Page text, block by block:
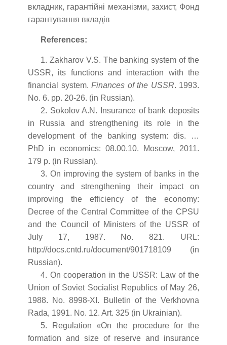
вкладник, гарантійні механізми, захист, Фонд
гарантування вкладів
References:
1. Zakharov V.S. The banking system of the
USSR, its functions and interaction with the
financial system. Finances of the USSR. 1993.
No. 6. рр. 20-26. (in Russian).
2. Sokolov A.N. Insurance of bank deposits
in Russia and strengthening its role in the
development of the banking system: dis. …
PhD in economics: 08.00.10. Moscow, 2011.
179 p. (in Russian).
3. On improving the system of banks in the
country and strengthening their impact on
improving the efficiency of the economy:
Decree of the Central Committee of the CPSU
and the Council of Ministers of the USSR of
July 17, 1987. No. 821. URL:
http://docs.cntd.ru/document/901718109 (in
Russian).
4. On cooperation in the USSR: Law of the
Union of Soviet Socialist Republics of May 26,
1988. No. 8998-XI. Bulletin of the Verkhovna
Rada, 1991. No. 12. Art. 325 (in Ukrainian).
5. Regulation «On the procedure for the
formation and size of reserve and insurance